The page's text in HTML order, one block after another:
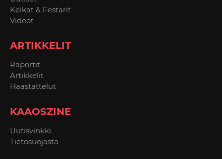
Keikat & Festarit
Videot
ARTIKKELIT
Raportit
Artikkelit
Haastattelut
KAAOSZINE
Uutisvinkki
Tietosuojasta